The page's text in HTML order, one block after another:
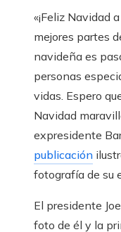
«¡Feliz Navidad
mejores partes
navideña es
personas
vidas. Espero
Navidad
expresidente
publicación
fotografía de su
El presidente
foto de él y la